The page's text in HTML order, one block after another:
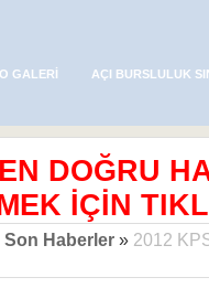
GALERI AÇI BURSLULUK
DOĞRU
İÇİN
Son Haberler » 2012